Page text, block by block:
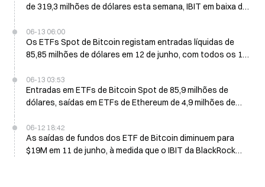
de 319,3 milhões de dólares esta semana, IBIT em baixa de
06-13 06:00
Os ETFs Spot de Bitcoin registam entradas líquidas de
85,85 milhões de dólares em 12 de junho, com todos os 12
06-13 03:53
Entradas em ETFs de Bitcoin Spot de 85,9 milhões de
dólares, saídas em ETFs de Ethereum de 4,9 milhões de
06-12 18:42
As saídas de fundos dos ETF de Bitcoin diminuem para
$19M em 11 de junho, à medida que o IBIT da BlackRock